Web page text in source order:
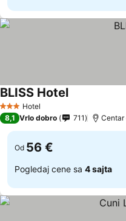
3 Zvezdice
Hotel
BLISS Hotel
8,1 Vrlo dobro 711 Centar
Od 56 €
Pogledaj cene sa 4 sajta